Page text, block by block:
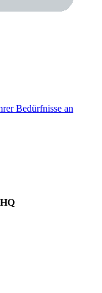
Bedürfnisse an